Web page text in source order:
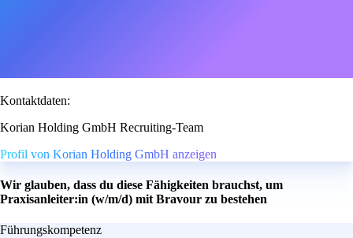
Kontaktdaten:
Korian Holding GmbH Recruiting-Team
Profil von Korian Holding GmbH anzeigen
Wir glauben, dass du diese Fähigkeiten brauchst, um
Praxisanleiter:in (w/m/d) mit Bravour zu bestehen
Führungskompetenz